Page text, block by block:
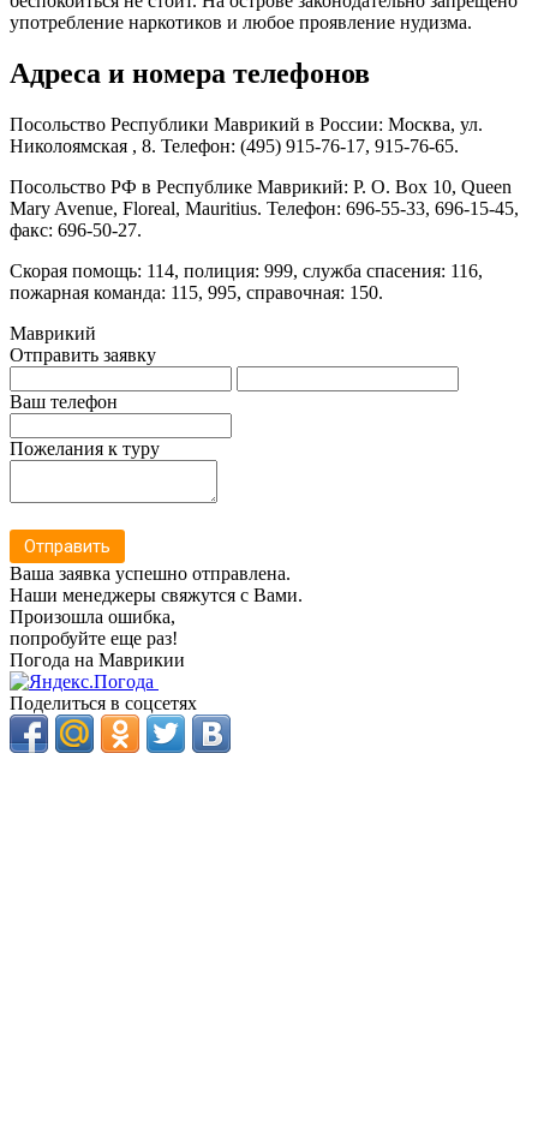
употребление наркотиков и любое проявление нудизма.
Адреса и номера телефонов
Посольство Республики Маврикий в России: Москва, ул.
Николоямская , 8. Телефон: (495) 915-76-17, 915-76-65.
Посольство РФ в Республике Маврикий: P. O. Box 10, Queen
Mary Avenue, Floreal, Mauritius. Телефон: 696-55-33, 696-15-45,
факс: 696-50-27.
Скорая помощь: 114, полиция: 999, служба спасения: 116,
пожарная команда: 115, 995, справочная: 150.
Маврикий
Отправить заявку
Ваш телефон
Пожелания к туру
Отправить
Ваша заявка успешно отправлена.
Наши менеджеры свяжутся с Вами.
Произошла ошибка,
попробуйте еще раз!
Погода на Маврикии
Поделиться в соцсетях